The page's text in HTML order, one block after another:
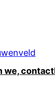
we, contact